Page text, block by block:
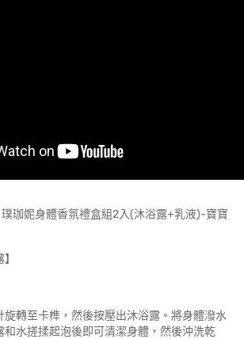
珈妮身體香氛禮盒組2入(沐浴露+乳液)-寶寶
旋轉至卡榫，然後按壓出沐浴露。將身體潑水
和水搓揉起泡後即可清潔身體，然後沖洗乾